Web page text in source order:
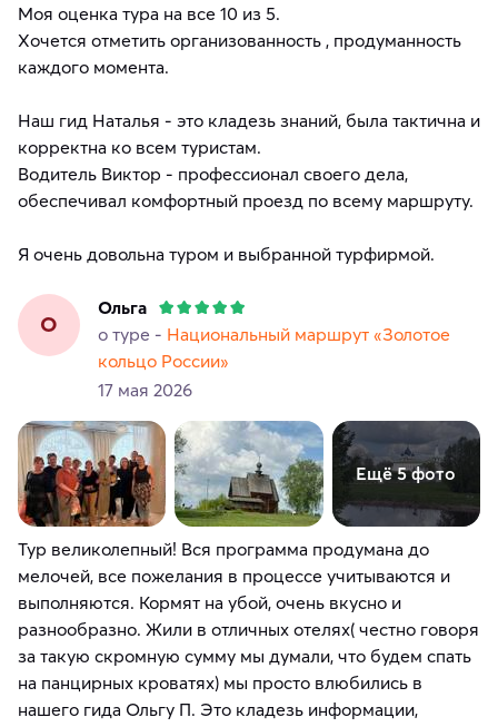
Моя оценка тура на все 10 из 5.
Хочется отметить организованность , продуманность
каждого момента.
Наш гид Наталья - это кладезь знаний, была тактична и
корректна ко всем туристам.
Водитель Виктор - профессионал своего дела,
обеспечивал комфортный проезд по всему маршруту.
Я очень довольна туром и выбранной турфирмой.
О
Ольга
о туре - Национальный маршрут «Золотое
кольцо России»
17 мая 2026
Ещё 5 фото
Тур великолепный! Вся программа продумана до
мелочей, все пожелания в процессе учитываются и
выполняются. Кормят на убой, очень вкусно и
разнообразно. Жили в отличных отелях( честно говоря
за такую скромную сумму мы думали, что будем спать
на панцирных кроватях) мы просто влюбились в
нашего гида Ольгу П. Это кладезь информации,